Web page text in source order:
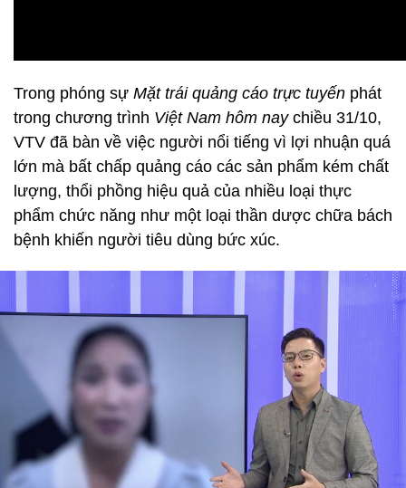
Trong phóng sự Mặt trái quảng cáo trực tuyến phát
trong chương trình Việt Nam hôm nay chiều 31/10,
VTV đã bàn về việc người nổi tiếng vì lợi nhuận quá
lớn mà bất chấp quảng cáo các sản phẩm kém chất
lượng, thổi phồng hiệu quả của nhiều loại thực
phẩm chức năng như một loại thần dược chữa bách
bệnh khiến người tiêu dùng bức xúc.